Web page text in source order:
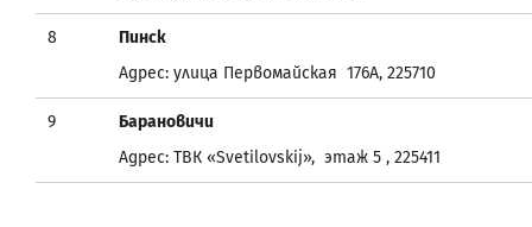
8
Пинск
Адрес: улица Первомайская 176A, 225710
9
Барановичи
Адрес: ТВК «Svetilovskij», этаж 5 , 225411